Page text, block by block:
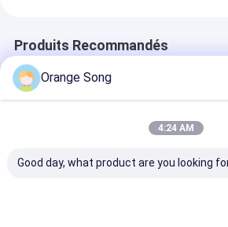
Produits Recommandés
Orange Song
4:24 AM
Good day, what product are you looking